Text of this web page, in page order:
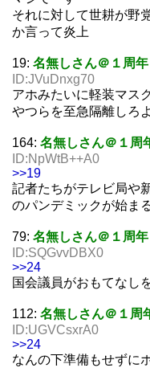
それに対して世耕が野
か言って炎上
19: 名無しさん＠１周年
ID:JVuDnxg70
アホみたいに軽装マス
やつらを至急隔離しろよ
164: 名無しさん＠１周
ID:NpWtB++A0
>>19
記者たちがテレビ局や
のパンデミックが始ま
79: 名無しさん＠１周年
ID:SQGvvDBX0
>>24
国会議員がおもてなし
112: 名無しさん＠１周
ID:UGVCsxrA0
>>24
なんの下準備もせずに